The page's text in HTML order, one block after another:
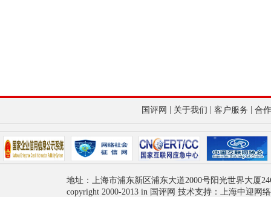
国评网 关于我们 客户服务 合
地址：上海市浦东新区浦东大道2000号阳光世界大厦
copyright 2000-2013 in 国评网 技术支持：上海中迎